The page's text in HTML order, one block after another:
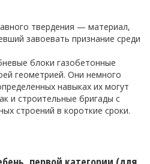
твердения — материал,
завоевать признание среди
блоки газобетонные
геометрией. Они немного
навыках их могут
и строительные бригады с
строений в короткие сроки.